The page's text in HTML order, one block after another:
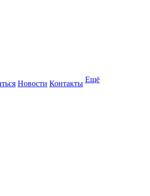
Новости Контакты Ещё